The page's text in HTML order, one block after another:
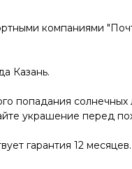
компаниями
Казань.
попадания
украшение перед
гарантия 12